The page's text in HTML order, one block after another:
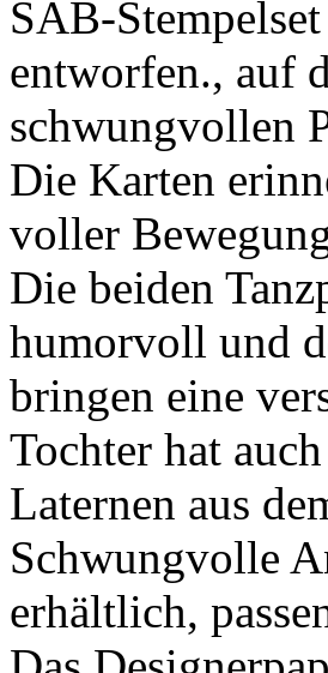
SAB-
entworfen., auf
schwungvollen
Die Karten
voller
Die beiden
humorvoll und
bringen eine
Tochter hat
Laternen aus
Schwungvolle
erhältlich,